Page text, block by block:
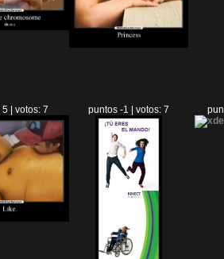
| votos: 7 puntos -1 | votos: 7